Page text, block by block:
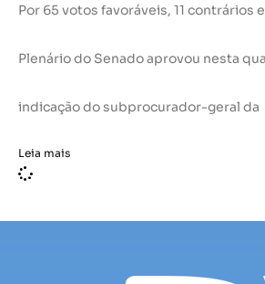
Por 65 votos favoráveis, 11 contrários
Plenário do Senado aprovou nesta
indicação do subprocurador-geral da
Leia mais